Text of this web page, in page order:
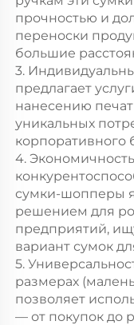
прочностью и
переноски
большие
3.
предлагает
нанесению
уникальных
корпоративного
4.
сумки-шопперы
решением для
предприятий,
вариант сумок
5.
размерах
позволяет
— от покупок до